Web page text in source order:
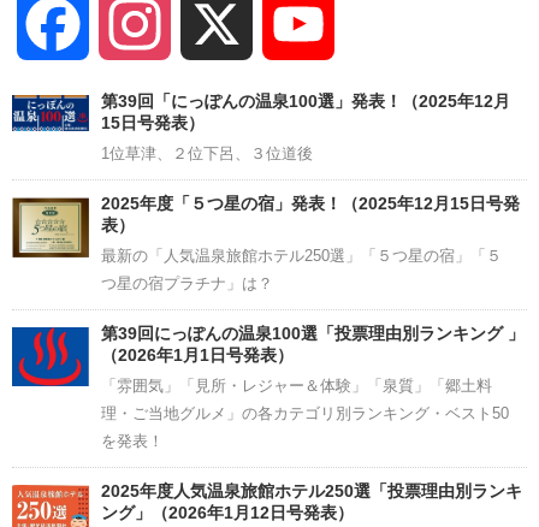
Facebook Instagram
Channel
第39回「にっぽんの温泉100選」発表！（2025年12月
15日号発表）
1位草津、２位下呂、３位道後
2025年度「５つ星の宿」発表！（2025年12月15日号発
表）
最新の「人気温泉旅館ホテル250選」「５つ星の宿」「５
つ星の宿プラチナ」は？
第39回にっぽんの温泉100選「投票理由別ランキング 」
（2026年1月1日号発表）
「雰囲気」「見所・レジャー＆体験」「泉質」「郷土料
理・ご当地グルメ」の各カテゴリ別ランキング・ベスト50
を発表！
2025年度人気温泉旅館ホテル250選「投票理由別ランキ
ング」（2026年1月12日号発表）